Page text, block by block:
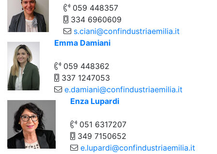
059 448357
334 6960609
s.ciani@confindustriaemilia.it
Emma Damiani
059 448362
337 1247053
e.damiani@confindustriaemilia.it
Enza Lupardi
051 6317207
349 7150652
e.lupardi@confindustriaemilia.it